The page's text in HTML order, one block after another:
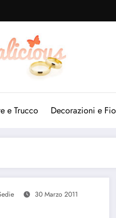
e Trucco Decorazioni e
30 Marzo 2011